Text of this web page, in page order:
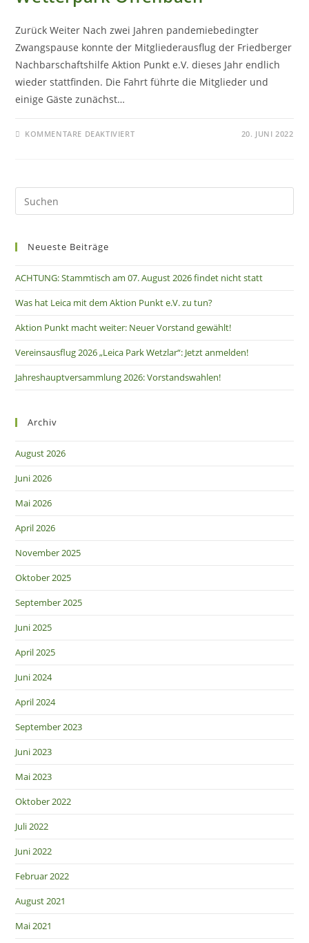
Zurück Weiter Nach zwei Jahren pandemiebedingter
Zwangspause konnte der Mitgliederausflug der Friedberger
Nachbarschaftshilfe Aktion Punkt e.V. dieses Jahr endlich
wieder stattfinden. Die Fahrt führte die Mitglieder und
einige Gäste zunächst…
KOMMENTARE DEAKTIVIERTFÜR 20. JUNI 2022
Neueste Beiträge
ACHTUNG: Stammtisch am 07. August 2026 findet nicht statt
Was hat Leica mit dem Aktion Punkt e.V. zu tun?
Aktion Punkt macht weiter: Neuer Vorstand gewählt!
Vereinsausflug 2026 „Leica Park Wetzlar“: Jetzt anmelden!
Jahreshauptversammlung 2026: Vorstandswahlen!
Archiv
August 2026
Juni 2026
Mai 2026
April 2026
November 2025
Oktober 2025
September 2025
Juni 2025
April 2025
Juni 2024
April 2024
September 2023
Juni 2023
Mai 2023
Oktober 2022
Juli 2022
Juni 2022
Februar 2022
August 2021
Mai 2021